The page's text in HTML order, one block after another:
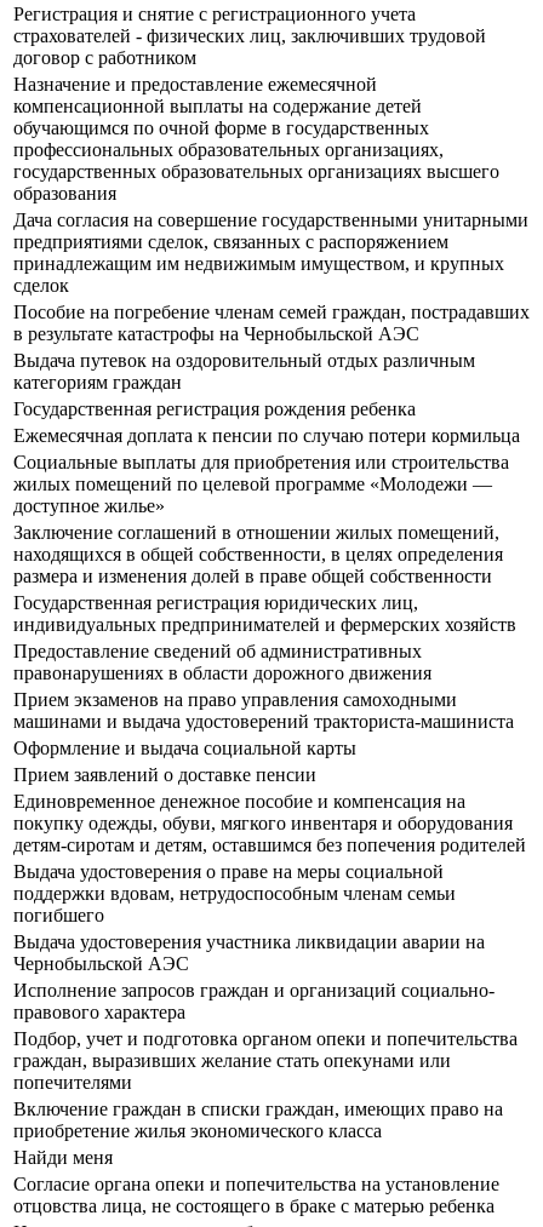
Регистрация и снятие с регистрационного учета
страхователей - физических лиц, заключивших трудовой
договор с работником
Назначение и предоставление ежемесячной
компенсационной выплаты на содержание детей
обучающимся по очной форме в государственных
профессиональных образовательных организациях,
государственных образовательных организациях высшего
образования
Дача согласия на совершение государственными унитарными
предприятиями сделок, связанных с распоряжением
принадлежащим им недвижимым имуществом, и крупных
сделок
Пособие на погребение членам семей граждан, пострадавших
в результате катастрофы на Чернобыльской АЭС
Выдача путевок на оздоровительный отдых различным
категориям граждан
Государственная регистрация рождения ребенка
Ежемесячная доплата к пенсии по случаю потери кормильца
Социальные выплаты для приобретения или строительства
жилых помещений по целевой программе «Молодежи —
доступное жилье»
Заключение соглашений в отношении жилых помещений,
находящихся в общей собственности, в целях определения
размера и изменения долей в праве общей собственности
Государственная регистрация юридических лиц,
индивидуальных предпринимателей и фермерских хозяйств
Предоставление сведений об административных
правонарушениях в области дорожного движения
Прием экзаменов на право управления самоходными
машинами и выдача удостоверений тракториста-машиниста
Оформление и выдача социальной карты
Прием заявлений о доставке пенсии
Единовременное денежное пособие и компенсация на
покупку одежды, обуви, мягкого инвентаря и оборудования
детям-сиротам и детям, оставшимся без попечения родителей
Выдача удостоверения о праве на меры социальной
поддержки вдовам, нетрудоспособным членам семьи
погибшего
Выдача удостоверения участника ликвидации аварии на
Чернобыльской АЭС
Исполнение запросов граждан и организаций социально-
правового характера
Подбор, учет и подготовка органом опеки и попечительства
граждан, выразивших желание стать опекунами или
попечителями
Включение граждан в списки граждан, имеющих право на
приобретение жилья экономического класса
Найди меня
Согласие органа опеки и попечительства на установление
отцовства лица, не состоящего в браке с матерью ребенка